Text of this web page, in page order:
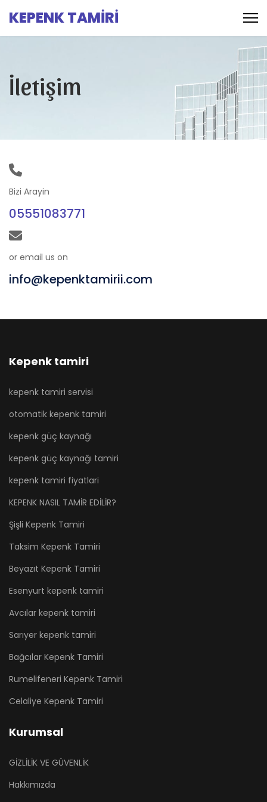
KEPENK TAMİRİ
İletişim
Bizi Arayin
05551083771
or email us on
info@kepenktamirii.com
Kepenk tamiri
kepenk tamiri servisi
otomatik kepenk tamiri
kepenk güç kaynağı
kepenk güç kaynağı tamiri
kepenk tamiri fiyatlari
KEPENK NASIL TAMİR EDİLİR?
Şişli Kepenk Tamiri
Taksim Kepenk Tamiri
Beyazıt Kepenk Tamiri
Esenyurt kepenk tamiri
Avcılar kepenk tamiri
Sarıyer kepenk tamiri
Bağcılar Kepenk Tamiri
Rumelifeneri Kepenk Tamiri
Celaliye Kepenk Tamiri
Kurumsal
GİZLİLİK VE GÜVENLİK
Hakkımızda